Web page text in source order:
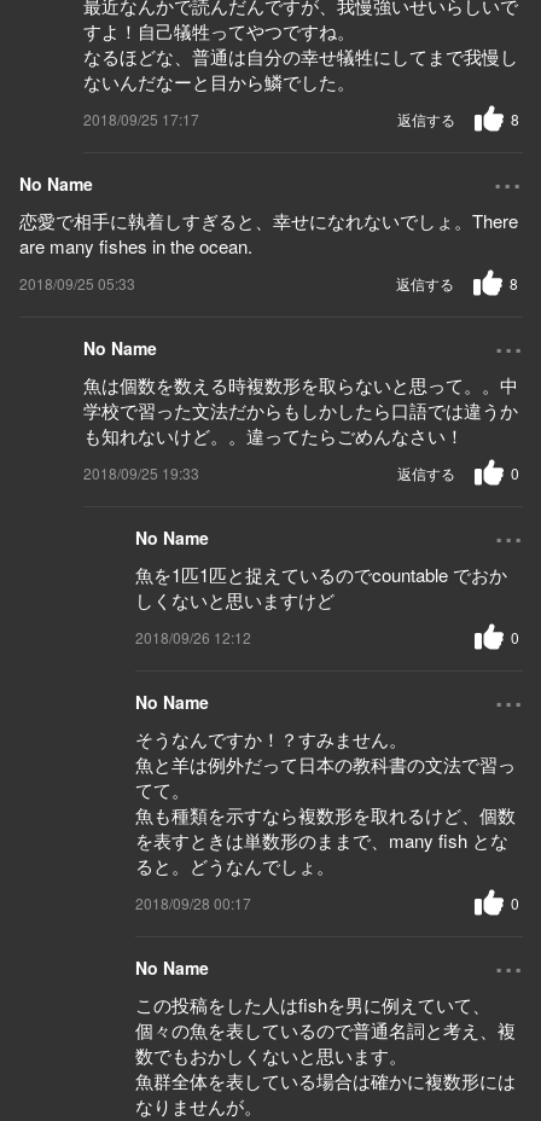
最近なんかで読んだんですが、我慢強いせいらしいで
すよ！自己犠牲ってやつですね。
なるほどな、普通は自分の幸せ犠牲にしてまで我慢し
ないんだなーと目から鱗でした。
2018/09/25 17:17 8
返信する
No Name ...
恋愛で相手に執着しすぎると、幸せになれないでしょ。There
are many fishes in the ocean.
2018/09/25 05:33 8
返信する
No Name ...
魚は個数を数える時複数形を取らないと思って。。中
学校で習った文法だからもしかしたら口語では違うか
も知れないけど。。違ってたらごめんなさい！
2018/09/25 19:33 0
返信する
No Name ...
魚を1匹1匹と捉えているのでcountable でおか
しくないと思いますけど
2018/09/26 12:12 0
No Name ...
そうなんですか！？すみません。
魚と羊は例外だって日本の教科書の文法で習っ
てて。
魚も種類を示すなら複数形を取れるけど、個数
を表すときは単数形のままで、many fish とな
ると。どうなんでしょ。
2018/09/28 00:17 0
No Name ...
この投稿をした人はfishを男に例えていて、
個々の魚を表しているので普通名詞と考え、複
数でもおかしくないと思います。
魚群全体を表している場合は確かに複数形には
なりませんが。